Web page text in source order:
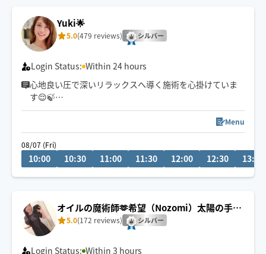
◆返信が遅くなる事🈶ですが、必ずします
◆施術時間、開始時間を相談させて頂く場合🈶
◆鼠径部施術をご希望される方はご予約をお断りです🆖
Yuki🌟
5.0(479 reviews) シルバー
Login Status: Within 24 hours
心地良い圧で深いリラックスへ導く施術を心掛けていま
す😌🍃
もみほぐしはストレッチ込みの施術も可能です✨
Menu
08/07 (Fri)
10:00 10:30 11:00 11:30 12:00 12:30 13:00
オイルの魔術師🫶希望（Nozomi）太陽の手の
ディープリンパ
5.0(172 reviews) シルバー
Login Status: Within 3 hours